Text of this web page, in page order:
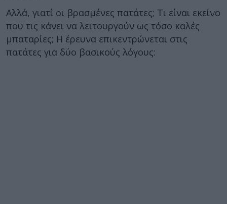
Αλλά, γιατί οι βρασμένες πατάτες; Τι είναι εκείνο
που τις κάνει να λειτουργούν ως τόσο καλές
μπαταρίες; Η έρευνα επικεντρώνεται στις
πατάτες για δύο βασικούς λόγους: